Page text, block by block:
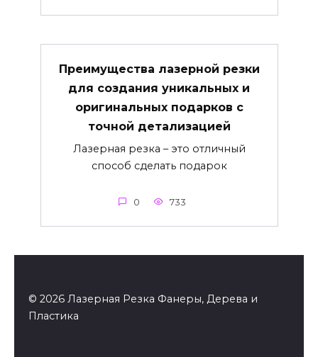
Преимущества лазерной резки
для создания уникальных и
оригинальных подарков с
точной детализацией
Лазерная резка – это отличный
способ сделать подарок
0 733
© 2026 Лазерная Резка Фанеры, Дерева и
Пластика